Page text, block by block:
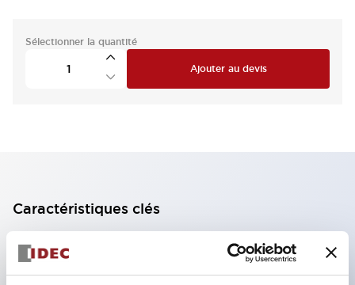
Sélectionner la quantité
Ajouter au devis
Caractéristiques clés
Bloc de contact à 2 étages avec 2 contacts,
permettant une configuration à 4 contacts